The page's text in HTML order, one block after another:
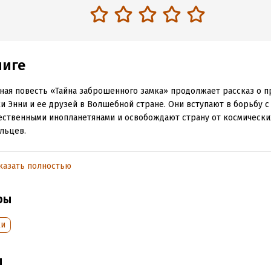
повесть «Тайна заброшенного замка» продолжает рассказ о
Энни и ее друзей в Волшебной стране. Они вступают в борьбу с
инопланетянами и освобождают страну от
информация
224637
полностью